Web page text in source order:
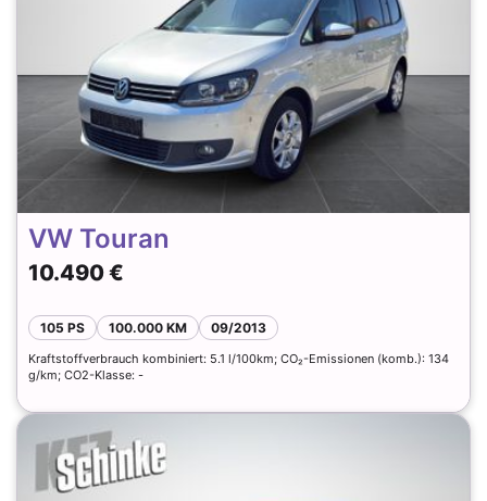
VW Touran
10.490 €
105 PS 100.000 KM 09/2013
Kraftstoffverbrauch kombiniert: 5.1 l/100km; CO₂-Emissionen (komb.): 134
g/km; CO2-Klasse: -